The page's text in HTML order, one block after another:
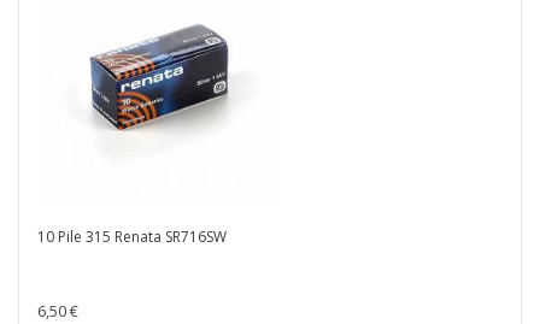
10 Pile 315 Renata SR716SW
6,50 €